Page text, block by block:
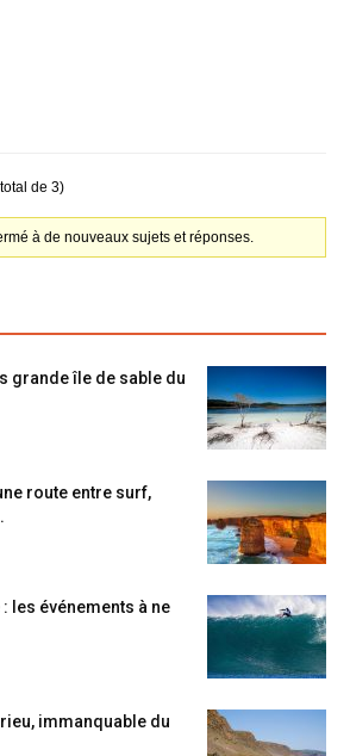
de 3)
à de nouveaux sujets et réponses.
grande île de sable du
route entre surf,
les événements à ne
immanquable du